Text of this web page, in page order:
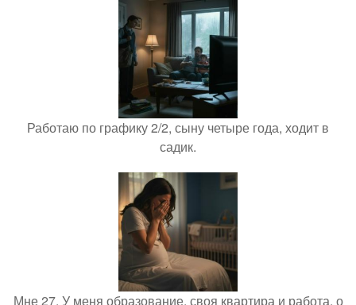
Работаю по графику 2/2, сыну четыре года, ходит в
садик.
Мне 27. У меня образование, своя квартира и работа, о